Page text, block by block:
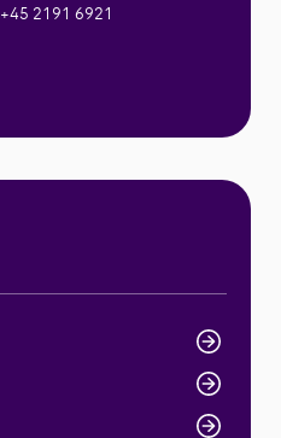
+45 2191 6921